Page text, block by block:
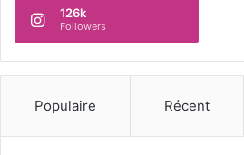
126k
Followers
Populaire Récent